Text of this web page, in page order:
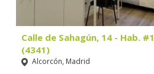
Calle de Sahagún, 14 - Hab. #1
(4341)
Alcorcón, Madrid